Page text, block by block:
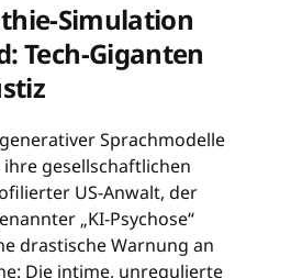
Simulation
Tech-Giganten
Sprachmodelle
gesellschaftlichen
US-Anwalt, der
„KI-Psychose“
drastische Warnung an
Die intime, unregulierte